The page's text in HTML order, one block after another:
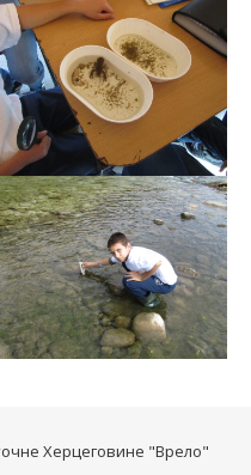
Херцеговине "Врело"